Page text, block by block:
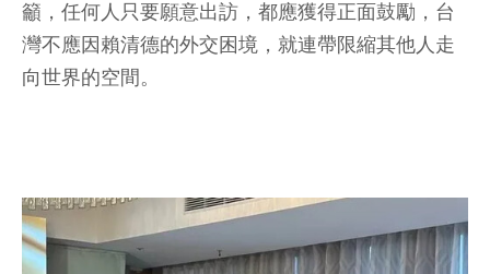
籲，任何人只要願意出訪，都應獲得正面鼓勵，台
灣不應因賴清德的外交困境，就連帶限縮其他人走
向世界的空間。